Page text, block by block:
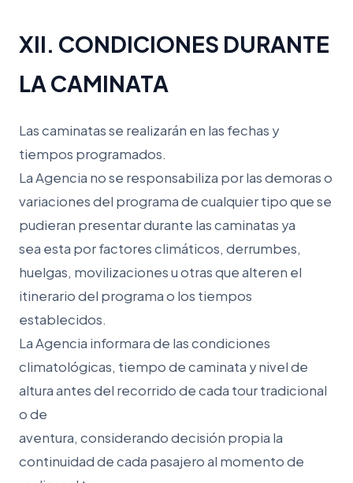
XII. CONDICIONES DURANTE
LA CAMINATA
Las caminatas se realizarán en las fechas y
tiempos programados.
La Agencia no se responsabiliza por las demoras o
variaciones del programa de cualquier tipo que se
pudieran presentar durante las caminatas ya
sea esta por factores climáticos, derrumbes,
huelgas, movilizaciones u otras que alteren el
itinerario del programa o los tiempos
establecidos.
La Agencia informara de las condiciones
climatológicas, tiempo de caminata y nivel de
altura antes del recorrido de cada tour tradicional
o de
aventura, considerando decisión propia la
continuidad de cada pasajero al momento de